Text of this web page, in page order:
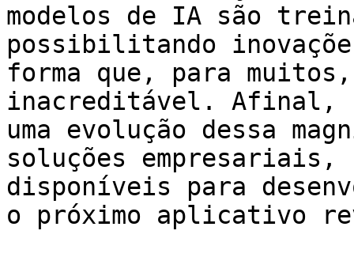
modelos de IA são
possibilitando
forma que, para
inacreditável. Afinal,
uma evolução dessa
soluções empresariais,
disponíveis para
o próximo aplicativo